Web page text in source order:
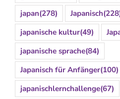
japan(278) Japanisch
japanische kultur(49)
japanische sprache(84)
Japanisch für Anfänger(100)
japanischlernchallenge(67)